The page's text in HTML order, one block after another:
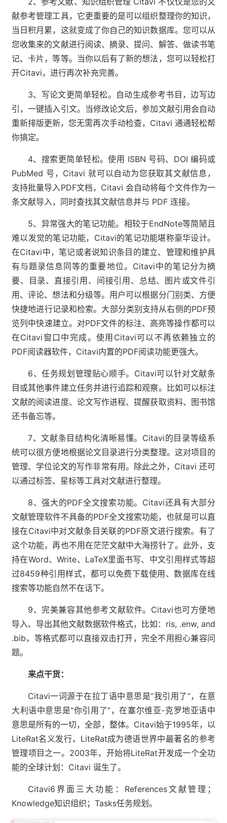
献参考管理工具，它更重要的是可以组织整理你的知识，
当日积月累，这就变成了你自己的知识数据库。您可以从
您收集来的文献进行阅读、摘录、提问、解答、做读书笔
记、卡片，等等。当你以后有了新的想法，您可以轻松打
开Citavi，进行再次补充完善。
3、写论文更简单轻松。自动生成参考书目，边写边
引，一键插入引文。当修改论文后，参加文献引用会自动
重新排版更新，您无需再次手动检查，Citavi 通通轻松帮
你搞定。
4、搜索更简单轻松。使用 ISBN 号码、DOI 编码或
PubMed 号，Citavi 就可以自动为您获取其文献信息，
支持批量导入PDF文档，Citavi 会自动将每个文件作为一
条文献导入，同时查找其文献信息并与 PDF 连接。
5、异常强大的笔记功能。相较于EndNote等简陋且
难以发觉的笔记功能，Citavi的笔记功能堪称豪华设计。
在Citavi中，笔记或者说知识条目的建立、管理和维护具
有与题录信息同等的重要地位。Citavi中的笔记分为摘
要、目录、直接引用、间接引用、总结、图片或文件引
用、评论、想法和分级等。用户可以根据分门别类、方便
快捷地进行记录和检索。大部分类别支持从右侧的PDF预
览列中快速建立。对PDF文件的标注、高亮等操作都可以
在Citavi窗口中完成。使用Citavi可以不再依赖独立的
PDF阅读器软件，Citavi内置的PDF阅读功能更强大。
6、任务规划管理贴心顺手。Citavi可以针对文献条
目或其他事件建立任务并进行追踪和观察。比如可以标注
文献的阅读进度、论文写作进程、提醒获取资料、图书馆
还书备忘等。
7、文献条目结构化清晰易懂。Citavi的目录等级系
统可以很方便地根据论文目录进行分类整理。这对项目的
管理、学位论文的写作非常有用。除此之外，Citavi 还可
以通过标签、星标等工具对文献进行整理。
8、强大的PDF全文搜索功能。Citavi还具有大部分
文献管理软件不具备的PDF全文搜索功能，也就是可以直
接在Citavi中对文献条目关联的PDF原文进行搜索。有了
这个功能，再也不用在茫茫文献中大海捞针了。此外，支
持在Word、Write、LaTeX里面书写、中文引用样式等超
过8459种引用样式，都可以免费下载使用、数据库在线
搜索等功能自然不在话下。
9、完美兼容其他参考文献软件。Citavi也可方便地
导入、导出其他文献数据软件格式，比如：ris, .enw, and
.bib，等格式都可以直接双击打开，完全不用担心兼容问
题。
来点干货：
Citavi一词源于在拉丁语中意思是“我引用了”，在意
大利语中意思是“你引用了”，在塞尔维亚-克罗地亚语中
意思是所有的一切，全部，整体。Citavi始于1995年，以
LiteRat名义发行，LiteRat成为德语世界中最著名的参考
管理项目之一。2003年，开始将LiteRat开发成一个全功
能的全球计划：Citavi 诞生了。
Citavi6界面三大功能：References文献管理；
Knowledge知识组织；Tasks任务规划。